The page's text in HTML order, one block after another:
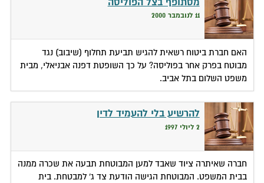
11 לנובמבר 2000
האם חברת ביטוח רשאית להגיש תביעת תחלוף (שיבוב) נגד
מבוטח בפרק אחר בפוליסה? על כך השופטת דפנה אבניאלי, מבית
משפט השלום בתל אביב.
להרשיע בלי להעמיד לדין
2 ליולי 1997
חברה שאיתרה ציוד שאבד למען המבוטחת תבעה את שכרה ממנה
בבית המשפט. המבוטחת הגישה הודעת צד ג' למבטחת. בית